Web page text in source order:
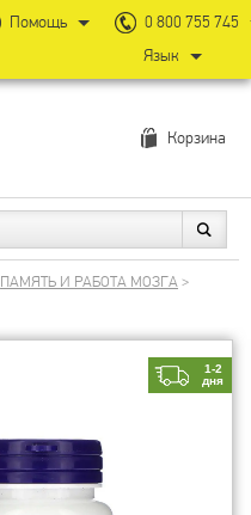
Корзина
ПАМЯТЬ И РАБОТА МОЗГА>
1-2
дня
Помощь
0 800 755 745
Язык